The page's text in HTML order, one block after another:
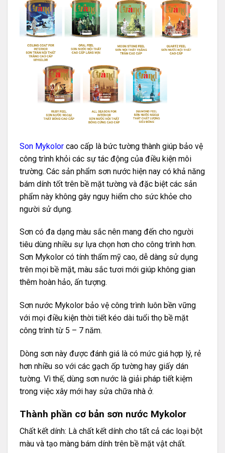
Son Mykolor cao cấp là bức tường thành giúp bảo vệ
công trình khỏi các sự tác động của điều kiện môi
trường. Các sản phẩm sơn nước hiện nay có khả năng
bám dính tốt trên bề mặt tường và đặc biệt các sản
phẩm này không gây nguy hiểm cho sức khỏe cho
người sử dụng.
Sơn có đa dạng màu sắc nên mang đến cho người
tiêu dùng nhiều sự lựa chọn hơn cho công trình hơn.
Sơn Mykolor có tính thẩm mỹ cao, dễ dàng sử dụng
trên mọi bề mặt, màu sắc tươi mới giúp không gian
thêm hoàn hảo, ấn tượng.
Sơn nước Mykolor bảo vệ công trình luôn bền vững
với mọi điều kiện thời tiết kéo dài tuổi thọ bề mặt
công trình từ 5 – 7 năm.
Dòng sơn này được đánh giá là có mức giá hợp lý, rẻ
hơn nhiều so với các gạch ốp tường hay giấy dán
tường. Vì thế, dùng sơn nước là giải pháp tiết kiệm
trong việc xây mới hay sửa chữa nhà ở.
Thành phần cơ bản sơn nước Mykolor
Chất kết dính: Là chất kết dính cho tất cả các loại bột
màu và tạo màng bám dính trên bề mặt vật chất.